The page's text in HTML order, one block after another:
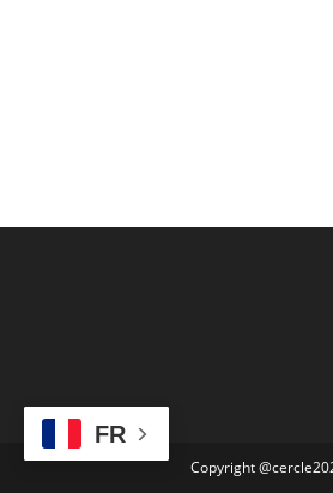
Copyright
FR